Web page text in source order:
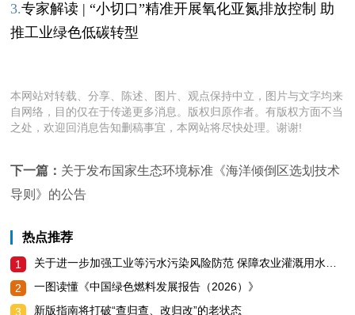
3.专家解读 | “小切口”精准开展氧化亚氮排放控制 助
推工业绿色低碳转型
本网站对转载、分享、陈述、图片、观点保持中立，图片与文字均来
自网络，目的仅在于传递更多消息。版权归原作者。有版权方面不当
之处，欢迎回消息告知删稿事宜，本网站将尽快处理。谢谢!
下一篇： 关于发布国家生态环境标准《海洋倾倒区选划技术
导则》的公告
热点推荐
1
2
一图读懂《中国绿色燃料发展报告（2026）》
3
新版指南将打破“查归查、改归改”的老状态